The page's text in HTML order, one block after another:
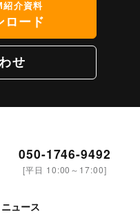
介資料
ロード
せ
050-1746-9492
[平日 10:00～17:00]
ニュース